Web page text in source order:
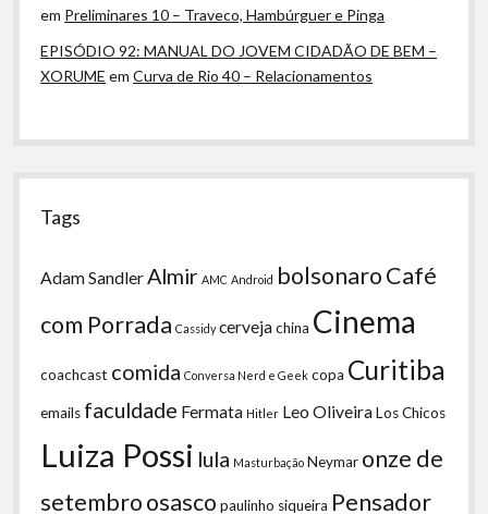
em Preliminares 10 – Traveco, Hambúrguer e Pinga
EPISÓDIO 92: MANUAL DO JOVEM CIDADÃO DE BEM –
XORUME emCurva de Rio 40 – Relacionamentos
Tags
Adam Sandler Almir AMC Android bolsonaroCafé
com Porrada Cassidy cervejachina Cinema
coachcast comida Conversa Nerd e Geek copa Curitiba
emails faculdade Fermata Hitler Leo OliveiraLos Chicos
Luiza Possi lula Masturbação Neymar onze de
setembroosasco paulinho siqueira Pensador